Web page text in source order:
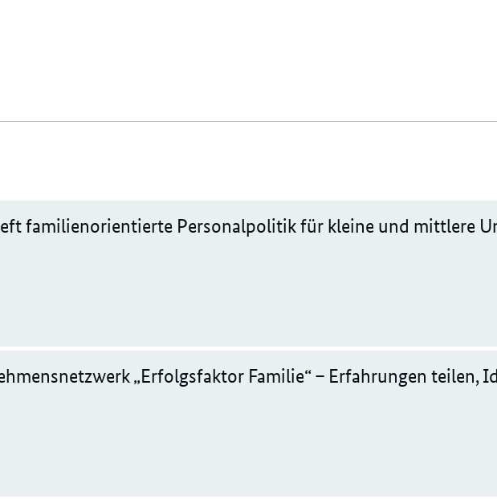
familienorientierte Personalpolitik für kleine und mittlere
„Erfolgsfaktor Familie“ – Erfahrungen teilen,